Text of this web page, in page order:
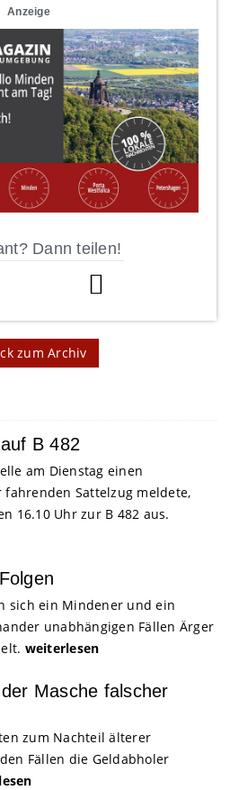
Anzeige
Dann teilen!
zum Archiv
B 482
am Dienstag einen
Sattelzug meldete,
16.10 Uhr zur B 482 aus.
sich ein Mindener und ein
unabhängigen Fällen Ärger
weiterlesen
Masche falscher
zum Nachteil älterer
Fällen die Geldabholer